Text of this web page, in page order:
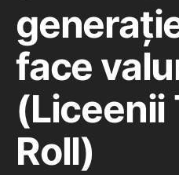
face
(Liceenii
Roll)